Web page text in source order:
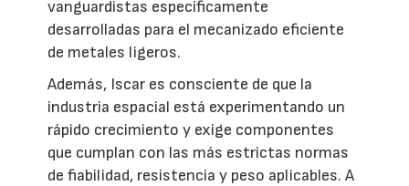
vanguardistas específicamente
desarrolladas para el mecanizado eficiente
de metales ligeros.
Además, Iscar es consciente de que la
industria espacial está experimentando un
rápido crecimiento y exige componentes
que cumplan con las más estrictas normas
de fiabilidad, resistencia y peso aplicables. A